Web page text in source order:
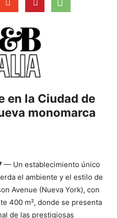
en la Ciudad de
monomarca
— Un establecimiento único
el ambiente y el estilo de
Avenue (Nueva York), con
400 m², donde se presenta
de las prestigiosas